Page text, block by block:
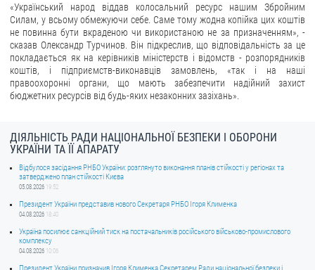
Публічні закупівлі
Внутрішній аудит
ДЕРЖАВНИЙ РЕЄСТР САНКЦІЙ
«Український народ віддав колосальний ресурс нашим Збройним
Силам, у всьому обмежуючи себе. Саме тому жодна копійка цих коштів
не повинна бути вкраденою чи використаною не за призначенням», -
сказав Олександр Турчинов. Він підкреслив, що відповідальність за це
покладається як на керівників міністерств і відомств - розпорядників
коштів, і підприємств-виконавців замовлень, «так і на наші
правоохоронні органи, що мають забезпечити надійний захист
бюджетних ресурсів від будь-яких незаконних зазіхань».
ДІЯЛЬНІСТЬ РАДИ НАЦІОНАЛЬНОЇ БЕЗПЕКИ І ОБОРОНИ
УКРАЇНИ ТА ЇЇ АПАРАТУ
Відбулося засідання РНБО України: розглянуто виконання планів стійкості у регіонах та
затверджено план стійкості Києва
05.08.2026 19:52
Президент України представив нового Секретаря РНБО Ігоря Клименка
04.08.2026 18:40
Україна посилює санкційний тиск на постачальників російського військово-промислового
комплексу
04.08.2026 10:06